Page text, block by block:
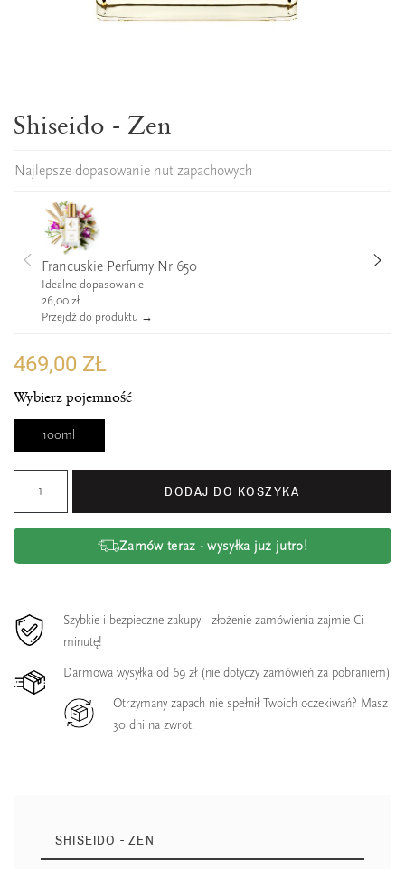
Shiseido - Zen
Najlepsze dopasowanie nut zapachowych
Francuskie Perfumy Nr 650
Idealne dopasowanie
26,00 zł
Przejdź do produktu →
469,00 ZŁ
Wybierz pojemność
100ml
DODAJ DO KOSZYKA
Zamów teraz - wysyłka już jutro!
Szybkie i bezpieczne zakupy - złożenie zamówienia zajmie Ci
minutę!
Darmowa wysyłka od 69 zł (nie dotyczy zamówień za pobraniem)
Otrzymany zapach nie spełnił Twoich oczekiwań? Masz
30 dni na zwrot.
SHISEIDO - ZEN